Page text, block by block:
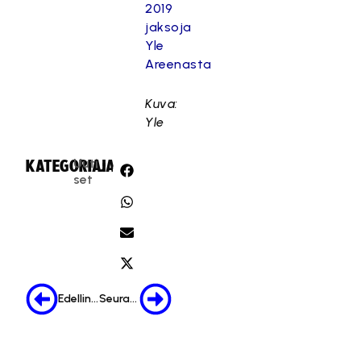
2019
jaksoja
Yle
Areenasta
Kuva:
Yle
KATEGORIA:
Uuti
set
JAA:
Edellinen Seuraava